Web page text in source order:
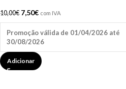
10,00€ 7,50€ com IVA
Promoção válida de 01/04/2026 até
30/08/2026
Adicionar